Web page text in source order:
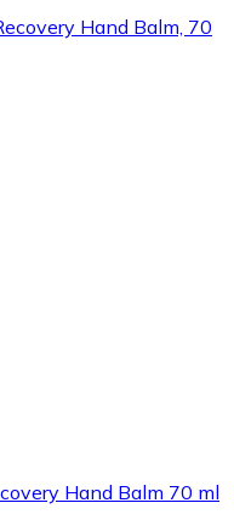
Hand Balm, 70
Hand Balm 70 ml